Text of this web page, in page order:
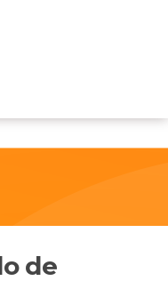
de